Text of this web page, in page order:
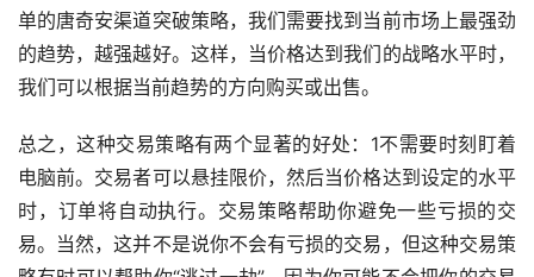
单的唐奇安渠道突破策略，我们需要找到当前市场上最强劲
的趋势，越强越好。这样，当价格达到我们的战略水平时，
我们可以根据当前趋势的方向购买或出售。
总之，这种交易策略有两个显著的好处：1不需要时刻盯着
电脑前。交易者可以悬挂限价，然后当价格达到设定的水平
时，订单将自动执行。交易策略帮助你避免一些亏损的交
易。当然，这并不是说你不会有亏损的交易，但这种交易策